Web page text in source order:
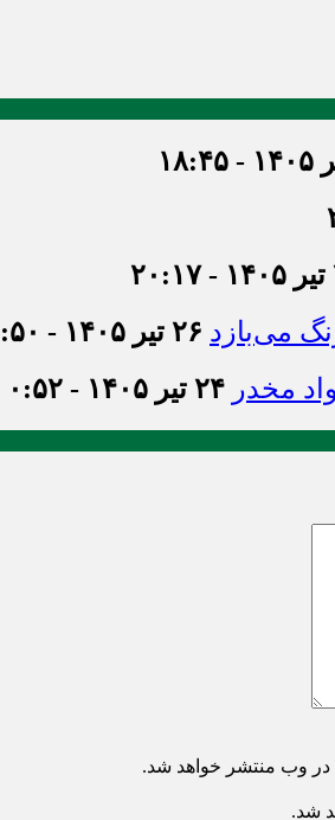
می‌بازد ۲۶ تیر ۱۴۰۵ - ۱۹:۵۰
۲۴ تیر ۱۴۰۵ - ۰:۵۲
در وب منتشر خواهد شد.
شد.